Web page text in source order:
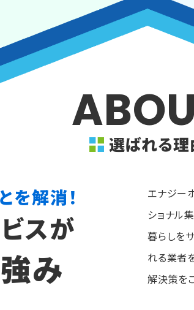
選ばれる理
を解消！
スが
み
エナジー
ショナル
暮らしを
れる業者
解決策を